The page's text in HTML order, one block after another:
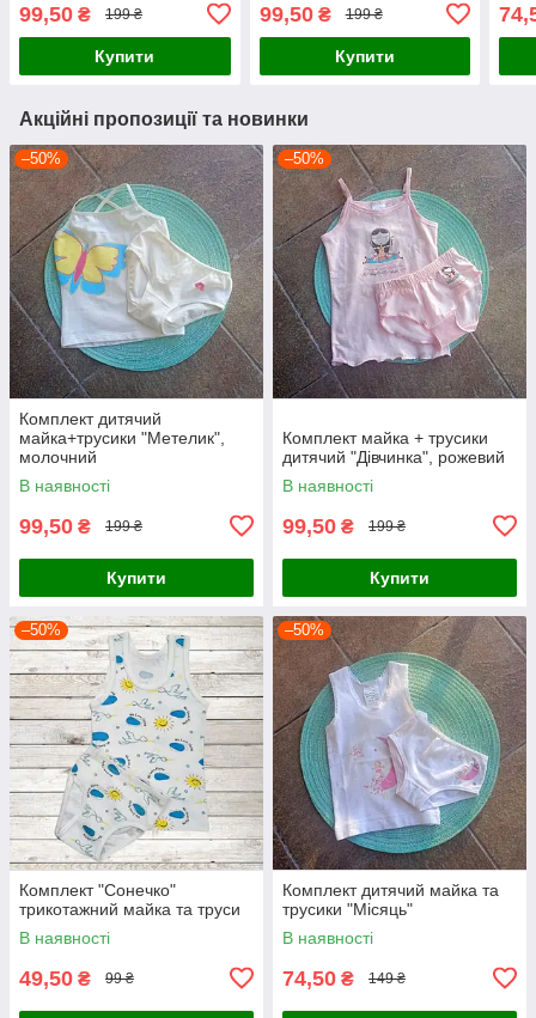
99,50 ₴ 199 ₴
Купити
99,50₴ 199 ₴
Купити
Акційні пропозиції та новинки
–50%
Комплект дитячий
майка+трусики "Метелик",
молочний
В наявності
99,50 ₴ 199 ₴
Купити
–50%
Комплект майка + трусики
дитячий "Дівчинка", рожевий
В наявності
99,50 ₴ 199 ₴
Купити
–50%
Комплект "Сонечко"
трикотажний майка та труси
В наявності
49,50 ₴ 99 ₴
–50%
Комплект дитячий майка та
трусики "Місяць"
В наявності
74,50 ₴ 149 ₴